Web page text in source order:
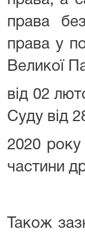
права
права у
Великої
від 02
Суду від
2020
частини
Також